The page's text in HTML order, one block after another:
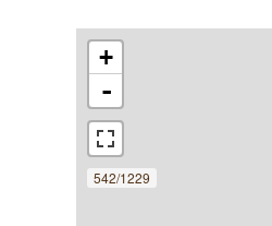
+
-
542/1229